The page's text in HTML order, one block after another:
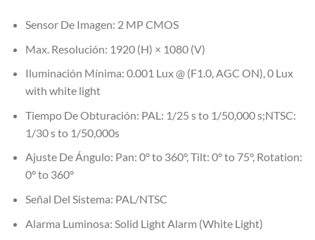
Sensor De Imagen: 2 MP CMOS
Max. Resolución: 1920 (H) × 1080 (V)
Iluminación Mínima: 0.001 Lux @ (F1.0, AGC ON), 0 Lux
with white light
Tiempo De Obturación: PAL: 1/25 s to 1/50,000 s;NTSC:
1/30 s to 1/50,000s
Ajuste De Ángulo: Pan: 0° to 360°, Tilt: 0° to 75°, Rotation:
0° to 360°
Señal Del Sistema: PAL/NTSC
Alarma Luminosa: Solid Light Alarm (White Light)